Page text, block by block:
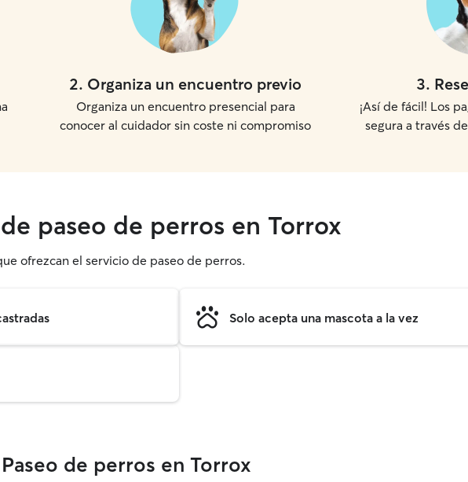
2. Organiza un encuentro previo
Organiza un encuentro presencial para
conocer al cuidador sin coste ni compromiso
3.
¡Así de fácil! Los
segura a través
paseo de perros en Torrox
ofrezcan el servicio de paseo de perros.
Solo acepta una mascota a la vez
de perros en Torrox